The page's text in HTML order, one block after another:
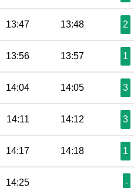
13:47 13:48 2
13:56 13:57 1
14:04 14:05 3
14:11 14:12 3
14:17 14:18 1
14:25 -